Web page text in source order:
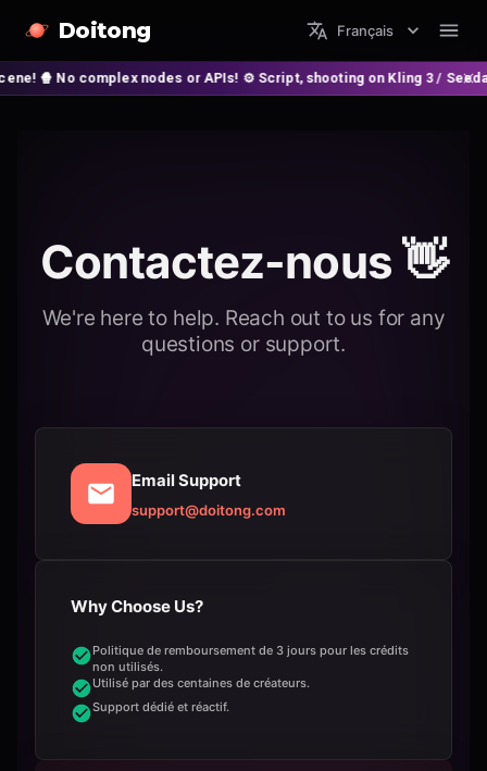
Doitong Français
nodes or APIs! ⚙️ Script, shooting on Kling 3 / Seedance 2
Contactez-nous 👋
We're here to help. Reach out to us for any
questions or support.
Email Support
support@doitong.com
Why Choose Us?
Politique de remboursement de 3 jours pour les crédits
non utilisés.
Utilisé par des centaines de créateurs.
Support dédié et réactif.